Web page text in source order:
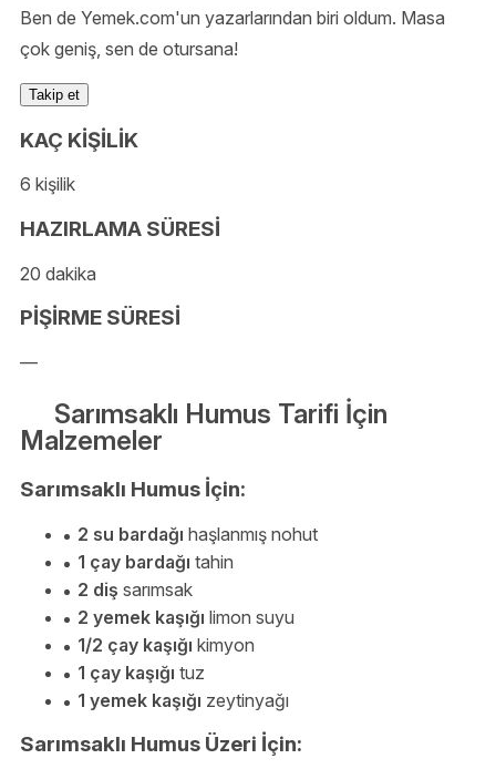
Ben de Yemek.com'un yazarlarından biri oldum. Masa
çok geniş, sen de otursana!
Takip et
KAÇ KİŞİLİK
6 kişilik
HAZIRLAMA SÜRESİ
20 dakika
PİŞİRME SÜRESİ
—
Sarımsaklı Humus Tarifi İçin
Malzemeler
Sarımsaklı Humus İçin:
2 su bardağı haşlanmış nohut
1 çay bardağı tahin
2 diş sarımsak
2 yemek kaşığı limon suyu
1/2 çay kaşığı kimyon
1 çay kaşığı tuz
1 yemek kaşığı zeytinyağı
Sarımsaklı Humus Üzeri İçin: